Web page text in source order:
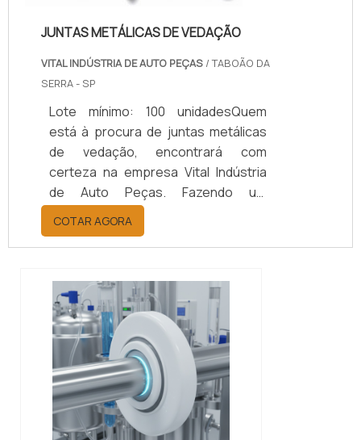
JUNTAS METÁLICAS DE VEDAÇÃO
VITAL INDÚSTRIA DE AUTO PEÇAS / TABOÃO DA
SERRA - SP
Lote mínimo: 100 unidadesQuem
está à procura de juntas metálicas
de vedação, encontrará com
certeza na empresa Vital Indústria
de Auto Peças. Fazendo um
orçamento por meio da maior
empresa da área, é possível achar a
sofisticação, qualidade e preço
questão é juntas metálicas de
vedação, com a melhor mão de obra
da Vital Indústria de Auto Peças, o
cliente receberá ótima qualidade
com responsabilidade ambient...
COTAR AGORA